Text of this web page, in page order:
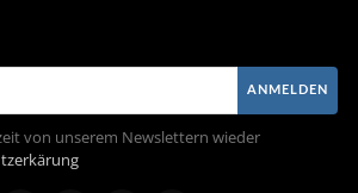
ANMELDEN
von unserem Newslettern wieder